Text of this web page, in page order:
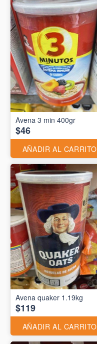
Avena 3 min 400gr
$46
AÑADIR AL CARRITO
Avena quaker 1.19kg
$119
AÑADIR AL CARRITO